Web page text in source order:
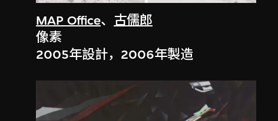
MAP Office、 古儒郎
像素
2005年設計，2006年製造